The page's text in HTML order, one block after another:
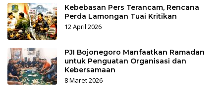
Kebebasan Pers Terancam, Rencana
Perda Lamongan Tuai Kritikan
12 April 2026
PJI Bojonegoro Manfaatkan Ramadan
untuk Penguatan Organisasi dan
Kebersamaan
8 Maret 2026